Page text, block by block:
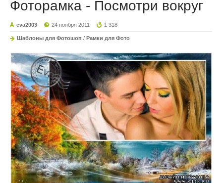
Фоторамка - Посмотри вокруг
eva2003 24 ноября 2011 1 318
Шаблоны для Фотошоп / Рамки для Фото